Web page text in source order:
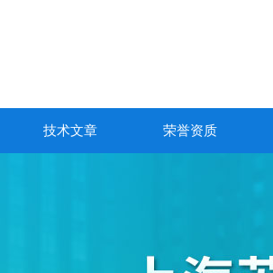
技术文章 荣誉资质